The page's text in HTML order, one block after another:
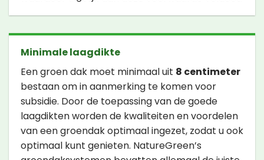
Minimale laagdikte
Een groen dak moet minimaal uit 8 centimeter
bestaan om in aanmerking te komen voor
subsidie. Door de toepassing van de goede
laagdikten worden de kwaliteiten en voordelen
van een groendak optimaal ingezet, zodat u ook
optimaal kunt genieten. NatureGreen’s